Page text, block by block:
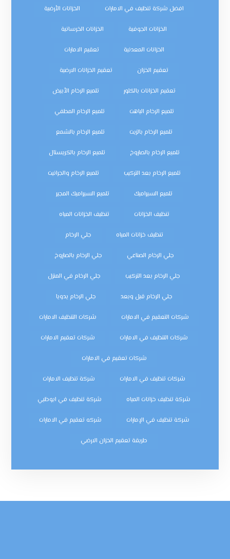
افضل شركة تنظيف في الامارات الخزانات الأرضية
الخزانات الجوفية الخزانات الخرسانية
الخزانات المعدنية تعقيم الامارات
تعقيم الخزان تعقيم الخزانات الارضية
تعقيم الخزانات بالكلور تلميع الرخام الأبيض
تلميع الرخام الباهت تلميع الرخام المطفي
تلميع الرخام بالزيت تلميع الرخام بالشمع
تلميع الرخام بالصاروخ تلميع الرخام بالكريستال
تلميع الرخام بعد التركيب تلميع الرخام والجرانيت
تلميع السيراميك تلميع السيراميك المجير
تنظيف الخزانات تنظيف الخزانات المياه
تنظيف خزانات المياه جلي الرخام
جلي الرخام الصناعي جلي الرخام بالصاروخ
جلي الرخام بعد التركيب جلي الرخام في المنزل
جلي الرخام قبل وبعد جلي الرخام يدويا
شركات التعقيم في الامارات شركات التنظيف الامارات
شركات التنظيف في الامارات شركات تعقيم الامارات
شركات تعقيم في الامارات
شركات تنظيف في الامارات شركة تنظيف الامارات
شركة تنظيف خزانات المياه شركة تنظيف في ابوظبي
شركة تنظيف في الإمارات شركه تعقيم في الامارات
طريقة تعقيم الخزان الارضي